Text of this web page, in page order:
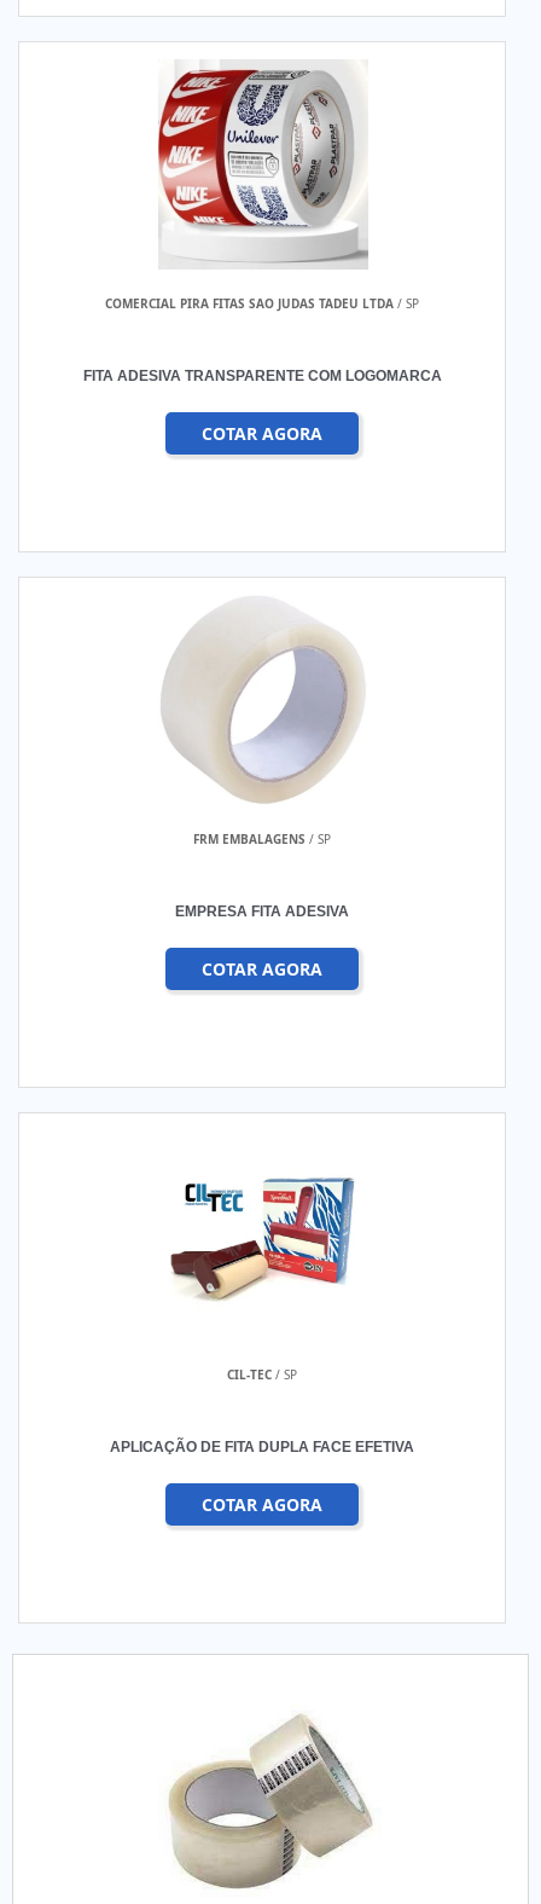
COMERCIAL PIRA FITAS SAO JUDAS TADEU LTDA / SP
FITA ADESIVA TRANSPARENTE COM LOGOMARCA
COTAR AGORA
FRM EMBALAGENS / SP
EMPRESA FITA ADESIVA
COTAR AGORA
CIL-TEC / SP
APLICAÇÃO DE FITA DUPLA FACE EFETIVA
COTAR AGORA